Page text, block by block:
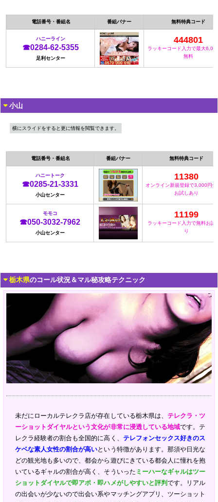
電話番号・番組名 番組バナー 無料特典コード
ハニーライン
☎0284-62-5355
足利センター
444801
ラッキーコード入力で最大
無料
小山
横にスライドをすると更に情報を閲覧できます。
電話番号・番組名 番組バナー 無料特典コード
ハニートーク
☎0285-21-3331
小山センター
11380
オンライン新規登録で3,000円分
お試しあり
モモコ
☎050-3032-7962
小山センター
11199
ラッキーコード入力で無料お試
り
栃木県のコール状況＆マル秘攻略テクニック
未だにローカルテレクラ店が存在している栃木県は、 テレクラ・ツ
ーショットダイヤルという文化が非常に浸透している地域です。テ
レクラ経験者の割合も全国的に高く、 テレフォンセックス好きのス
ケベな素人女性の割合が高いという特徴があります。那須や日光な
どの観光地も多いので、都会から遊びにきている都会人に憧れを抱
いているギャルの割合が高く、そういった ミーハーなギャルはツー
ショットダイヤルで即アポ・即ハメがしやすいと評判です。リアル
の出会いが少ないので出会い系やマッチングアプリ、ツーショット